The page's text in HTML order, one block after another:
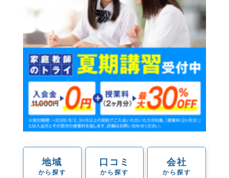
地域
から探す
口コミ
から探す
会社
から探す